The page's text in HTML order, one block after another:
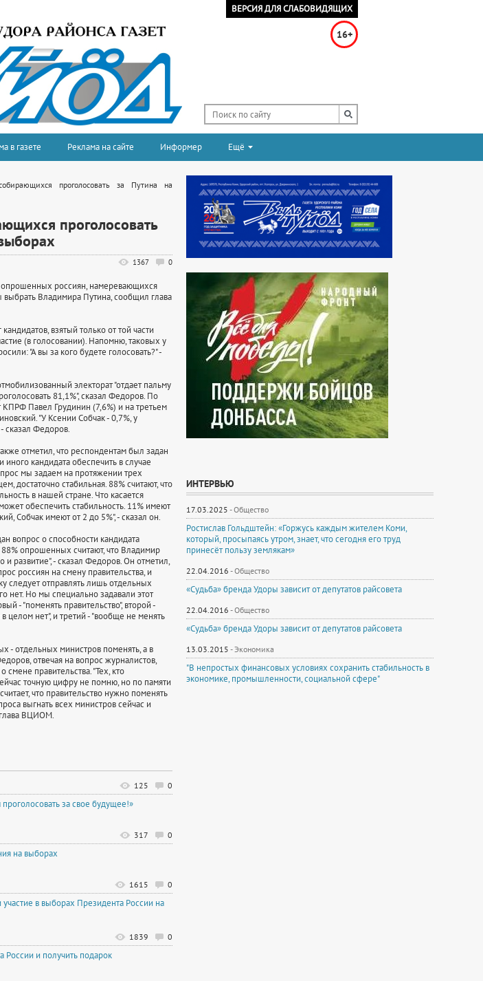
ВЕРСИЯ ДЛЯ СЛАБОВИДЯЩИХ
16+
в газете Реклама на сайте Информер Ещё
проголосовать за Путина на
проголосовать
0
1367
россиян, намеревающихся
Владимира Путина, сообщил глава
взятый только от той части
(в голосовании). Напомню, таковых у
"А вы за кого будете голосовать?" -
электорат "отдает пальму
81,1%", сказал Федоров. По
Павел Грудинин (7,6%) и на третьем
"У Ксении Собчак - 0,7%, у
- сказал Федоров.
отметил, что респондентам был задан
кандидата обеспечить в случае
мы задаем на протяжении трех
достаточно стабильная. 88% считают, что
в нашей стране. Что касается
обеспечить стабильность. 11% имеют
Собчак имеют от 2 до 5%", - сказал он.
вопрос о способности кандидата
88% опрошенных считают, что Владимир
и развитие", - сказал Федоров. Он отметил,
россиян на смену правительства, и
следует отправлять лишь отдельных
нет. Но мы специально задавали этот
- "поменять правительство", второй -
целом нет", и третий - "вообще не менять
- отдельных министров поменять, а в
отвечая на вопрос журналистов,
правительства. "Тех, кто
точную цифру не помню, но по памяти
что правительство нужно поменять
выгнать всех министров сейчас и
глава ВЦИОМ.
0
125
за свое будущее!»
0
317
на выборах
0
1615
в выборах Президента России на
0
1839
России и получить подарок
ИНТЕРВЬЮ
17.03.2025 -Общество
Ростислав Гольдштейн: «Горжусь каждым жителем Коми,
который, просыпаясь утром, знает, что сегодня его труд
принесёт пользу землякам»
22.04.2016 -Общество
«Судьба» бренда Удоры зависит от депутатов райсовета
22.04.2016 -Общество
«Судьба» бренда Удоры зависит от депутатов райсовета
13.03.2015 -Экономика
"В непростых финансовых условиях сохранить стабильность в
экономике, промышленности, социальной сфере"